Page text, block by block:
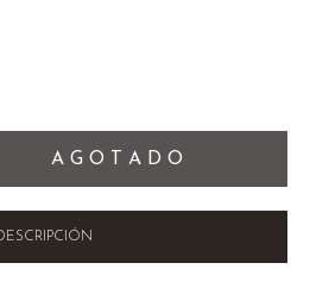
A G O T A D O